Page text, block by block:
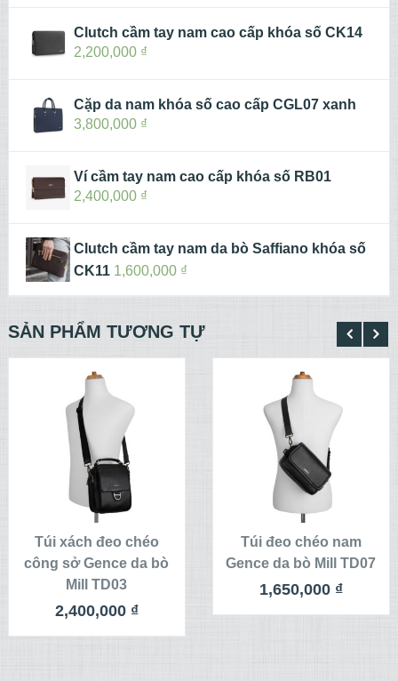
Clutch cầm tay nam cao cấp khóa số CK14
2,200,000 ₫
Cặp da nam khóa số cao cấp CGL07 xanh
3,800,000 ₫
Ví cầm tay nam cao cấp khóa số RB01
2,400,000 ₫
Clutch cầm tay nam da bò Saffiano khóa số
CK11 1,600,000 ₫
SẢN PHẨM TƯƠNG TỰ
XEM CHI TIẾT
THÊM VÀO
GIỎ HÀNG
Túi xách đeo chéo
công sở Gence da bò
Mill TD03
2,400,000 ₫
XEM CHI TIẾT
THÊM VÀO
GIỎ HÀNG
Túi đeo chéo nam
Gence da bò Mill TD07
1,650,000 ₫